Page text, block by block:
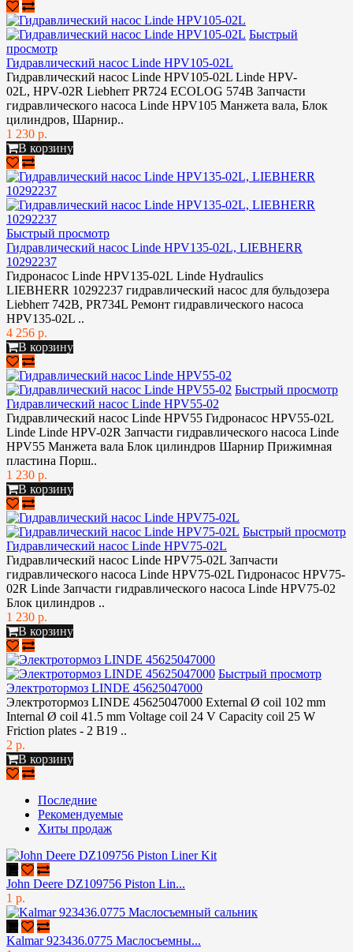
Быстрый
просмотр
Гидравлический насос Linde HPV105-02L
Гидравлический насос Linde HPV105-02L Linde HPV-
02L, HPV-02R Liebherr PR724 ECOLOG 574B Запчасти
гидравлического насоса Linde HPV105 Манжета вала, Блок
цилиндров, Шарнир..
1 230 р.
В корзину
Быстрый просмотр
Гидравлический насос Linde HPV135-02L, LIEBHERR
10292237
Гидронасос Linde HPV135-02L Linde Hydraulics
LIEBHERR 10292237 гидравлический насос для бульдозера
Liebherr 742B, PR734L Ремонт гидравлического насоса
HPV135-02L ..
4 256 р.
В корзину
Быстрый просмотр
Гидравлический насос Linde HPV55-02
Гидравлический насос Linde HPV55 Гидронасос HPV55-02L
Linde Linde HPV-02R Запчасти гидравлического насоса Linde
HPV55 Манжета вала Блок цилиндров Шарнир Прижимная
пластина Порш..
1 230 р.
В корзину
Быстрый просмотр
Гидравлический насос Linde HPV75-02L
Гидравлический насос Linde HPV75-02L Запчасти
гидравлического насоса Linde HPV75-02L Гидронасос HPV75-
02R Linde Запчасти гидравлического насоса Linde HPV75-02
Блок цилиндров ..
1 230 р.
В корзину
Быстрый просмотр
Электротормоз LINDE 45625047000
Электротормоз LINDE 45625047000 External Ø coil 102 mm
Internal Ø coil 41.5 mm Voltage coil 24 V Capacity coil 25 W
Friction plates - 2 B19 ..
2 р.
В корзину
Последние
Рекомендуемые
Хиты продаж
John Deere DZ109756 Piston Lin...
1 р.
Kalmar 923436.0775 Маслосъемны...